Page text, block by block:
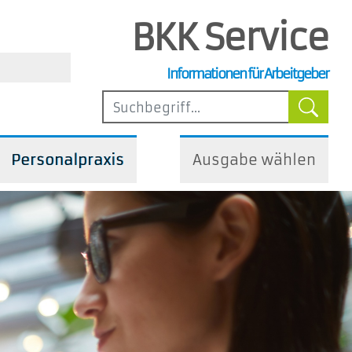
BKK Service
Informationen für Arbeitgeber
Steuer- und Arbeitsrecht
Personalpraxis Ausgabe wählen